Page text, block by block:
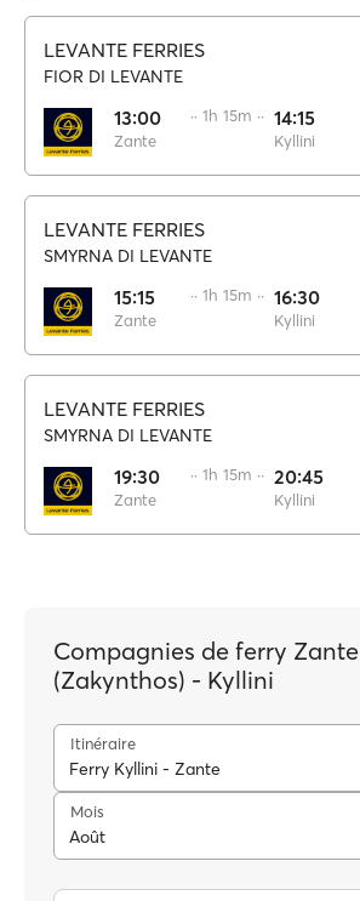
LEVANTE FERRIES
FIOR DI LEVANTE
13:00
Zante
·· 1h 15m ·· 14:15
Kyllini
LEVANTE FERRIES
SMYRNA DI LEVANTE
15:15
Zante
·· 1h 15m ·· 16:30
Kyllini
LEVANTE FERRIES
SMYRNA DI LEVANTE
19:30
Zante
·· 1h 15m ·· 20:45
Kyllini
Compagnies de ferry Zante
(Zakynthos) - Kyllini
Itinéraire
Ferry Kyllini - Zante
Mois
Août